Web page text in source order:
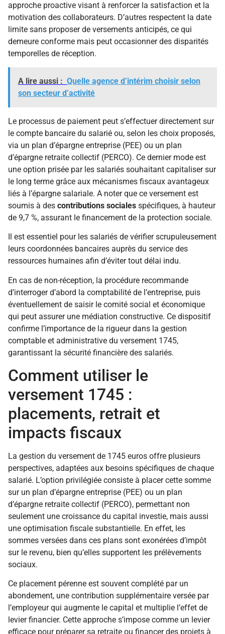
approche proactive visant à renforcer la satisfaction et la
motivation des collaborateurs. D’autres respectent la date
limite sans proposer de versements anticipés, ce qui
demeure conforme mais peut occasionner des disparités
temporelles de réception.
A lire aussi : Quelle agence d’intérim choisir selon
son secteur d’activité
Le processus de paiement peut s’effectuer directement sur
le compte bancaire du salarié ou, selon les choix proposés,
via un plan d’épargne entreprise (PEE) ou un plan
d’épargne retraite collectif (PERCO). Ce dernier mode est
une option prisée par les salariés souhaitant capitaliser sur
le long terme grâce aux mécanismes fiscaux avantageux
liés à l’épargne salariale. A noter que ce versement est
soumis à des contributions sociales spécifiques, à hauteur
de 9,7 %, assurant le financement de la protection sociale.
Il est essentiel pour les salariés de vérifier scrupuleusement
leurs coordonnées bancaires auprès du service des
ressources humaines afin d’éviter tout délai indu.
En cas de non-réception, la procédure recommande
d’interroger d’abord la comptabilité de l’entreprise, puis
éventuellement de saisir le comité social et économique
qui peut assurer une médiation constructive. Ce dispositif
confirme l’importance de la rigueur dans la gestion
comptable et administrative du versement 1745,
garantissant la sécurité financière des salariés.
Comment utiliser le
versement 1745 :
placements, retrait et
impacts fiscaux
La gestion du versement de 1745 euros offre plusieurs
perspectives, adaptées aux besoins spécifiques de chaque
salarié. L’option privilégiée consiste à placer cette somme
sur un plan d’épargne entreprise (PEE) ou un plan
d’épargne retraite collectif (PERCO), permettant non
seulement une croissance du capital investie, mais aussi
une optimisation fiscale substantielle. En effet, les
sommes versées dans ces plans sont exonérées d’impôt
sur le revenu, bien qu’elles supportent les prélèvements
sociaux.
Ce placement pérenne est souvent complété par un
abondement, une contribution supplémentaire versée par
l’employeur qui augmente le capital et multiplie l’effet de
levier financier. Cette approche s’impose comme un levier
efficace pour préparer sa retraite ou financer des projets à